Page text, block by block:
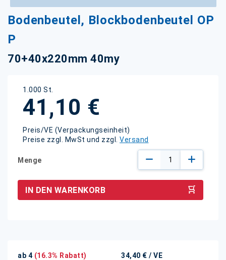
Bodenbeutel, Blockbodenbeutel OP
P
70+40x220mm 40my
1.000 St.
41,10 €
Preis/VE (Verpackungseinheit)
Preise zzgl. MwSt und zzgl. Versand
Menge
IN DEN WARENKORB
ab 4 (16.3% Rabatt) 34,40 € / VE
Anfang
der
Bildgalerie
springen